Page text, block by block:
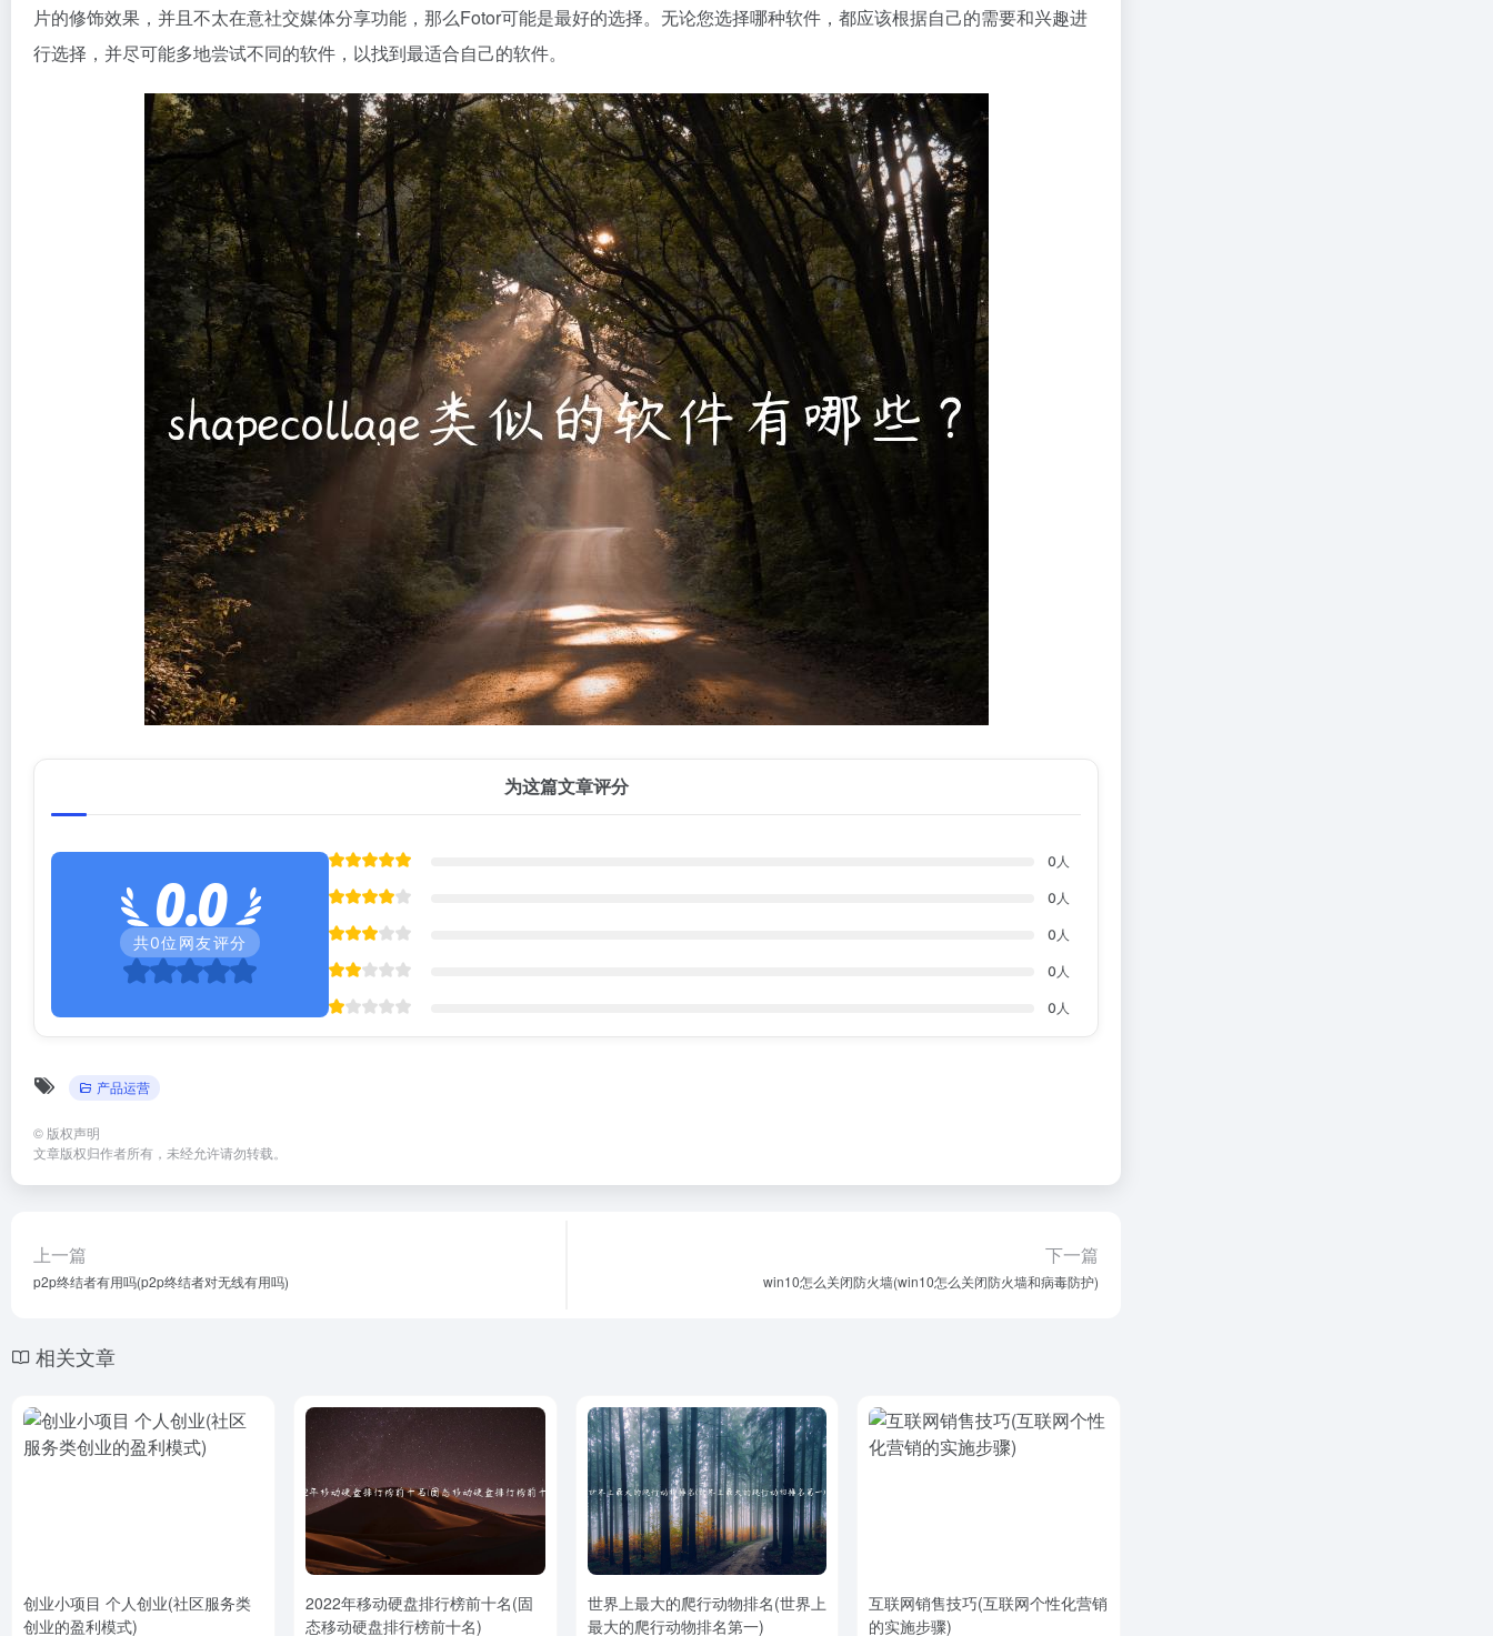
片的修饰效果，并且不太在意社交媒体分享功能，那么Fotor可能是最好的选择。无论您选择哪种软件，都应该根据自己的需要和兴趣进
行选择，并尽可能多地尝试不同的软件，以找到最适合自己的软件。
为这篇文章评分
0.0
共0位网友评分
0 人
0 人
0 人
0 人
0 人
产品运营
© 版权声明
文章版权归作者所有，未经允许请勿转载。
上一篇
p2p终结者有用吗(p2p终结者对无线有用吗)
下一篇
win10怎么关闭防火墙(win10怎么关闭防火墙和病毒防护)
相关文章
创业小项目 个人创业(社区服务类
创业的盈利模式)
2022年移动硬盘排行榜前十名(固
态移动硬盘排行榜前十名)
世界上最大的爬行动物排名(世界上
最大的爬行动物排名第一)
互联网销售技巧(互联网个性化营销
的实施步骤)